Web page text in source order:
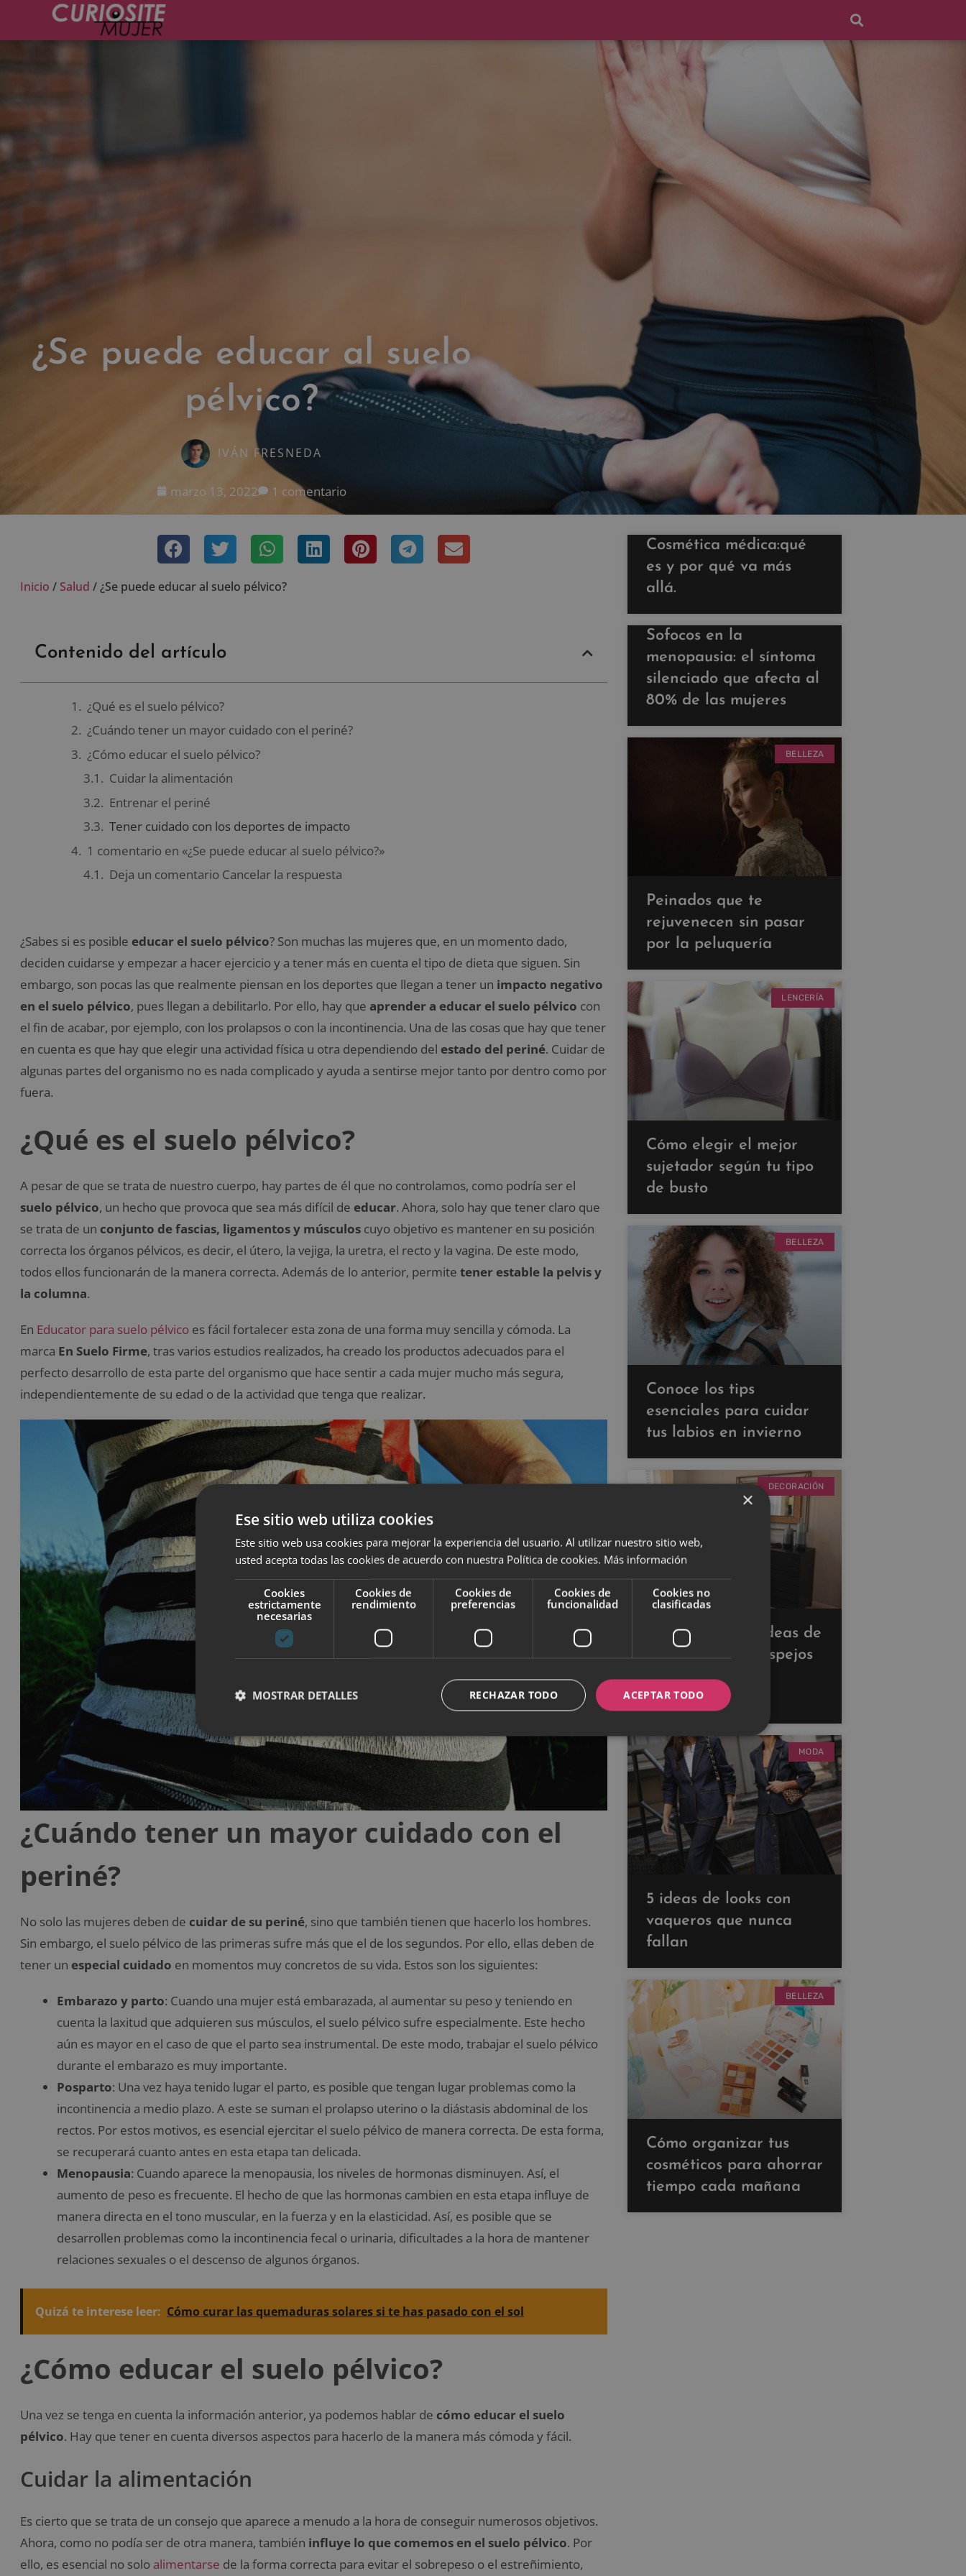
¿Se puede educar al suelo
pélvico?
IVÁN FRESNEDA
marzo 13, 2022 1 comentario
Inicio / Salud /¿Se puede educar al suelo pélvico?
Contenido del artículo
¿Qué es el suelo pélvico?
¿Cuándo tener un mayor cuidado con el periné?
¿Cómo educar el suelo pélvico?
Cuidar la alimentación
Entrenar el periné
Tener cuidado con los deportes de impacto
1 comentario en «¿Se puede educar al suelo pélvico?»
Deja un comentario Cancelar la respuesta
¿Sabes si es posible educar el suelo pélvico? Son muchas las mujeres que, en un momento dado,
deciden cuidarse y empezar a hacer ejercicio y a tener más en cuenta el tipo de dieta que siguen. Sin
embargo, son pocas las que realmente piensan en los deportes que llegan a tener un impacto negativo
en el suelo pélvico, pues llegan a debilitarlo. Por ello, hay que aprender a educar el suelo pélvico con
el fin de acabar, por ejemplo, con los prolapsos o con la incontinencia. Una de las cosas que hay que tener
en cuenta es que hay que elegir una actividad física u otra dependiendo del estado del periné. Cuidar de
algunas partes del organismo no es nada complicado y ayuda a sentirse mejor tanto por dentro como por
fuera.
¿Qué es el suelo pélvico?
A pesar de que se trata de nuestro cuerpo, hay partes de él que no controlamos, como podría ser el
suelo pélvico, un hecho que provoca que sea más difícil de educar. Ahora, solo hay que tener claro que
se trata de un conjunto de fascias, ligamentos y músculos cuyo objetivo es mantener en su posición
correcta los órganos pélvicos, es decir, el útero, la vejiga, la uretra, el recto y la vagina. De este modo,
todos ellos funcionarán de la manera correcta. Además de lo anterior, permite tener estable la pelvis y
la columna.
En Educator para suelo pélvico es fácil fortalecer esta zona de una forma muy sencilla y cómoda. La
marca En Suelo Firme, tras varios estudios realizados, ha creado los productos adecuados para el
perfecto desarrollo de esta parte del organismo que hace sentir a cada mujer mucho más segura,
independientemente de su edad o de la actividad que tenga que realizar.
¿Cuándo tener un mayor cuidado con el
periné?
No solo las mujeres deben de cuidar de su periné, sino que también tienen que hacerlo los hombres.
Sin embargo, el suelo pélvico de las primeras sufre más que el de los segundos. Por ello, ellas deben de
tener un especial cuidado en momentos muy concretos de su vida. Estos son los siguientes:
Embarazo y parto: Cuando una mujer está embarazada, al aumentar su peso y teniendo en
cuenta la laxitud que adquieren sus músculos, el suelo pélvico sufre especialmente. Este hecho
aún es mayor en el caso de que el parto sea instrumental. De este modo, trabajar el suelo pélvico
durante el embarazo es muy importante.
Posparto: Una vez haya tenido lugar el parto, es posible que tengan lugar problemas como la
incontinencia a medio plazo. A este se suman el prolapso uterino o la diástasis abdominal de los
rectos. Por estos motivos, es esencial ejercitar el suelo pélvico de manera correcta. De esta forma,
se recuperará cuanto antes en esta etapa tan delicada.
Menopausia: Cuando aparece la menopausia, los niveles de hormonas disminuyen. Así, el
aumento de peso es frecuente. El hecho de que las hormonas cambien en esta etapa influye de
manera directa en el tono muscular, en la fuerza y en la elasticidad. Así, es posible que se
desarrollen problemas como la incontinencia fecal o urinaria, dificultades a la hora de mantener
relaciones sexuales o el descenso de algunos órganos.
Quizá te interese leer: Cómo curar las quemaduras solares si te has pasado con el sol
¿Cómo educar el suelo pélvico?
Una vez se tenga en cuenta la información anterior, ya podemos hablar de cómo educar el suelo
pélvico. Hay que tener en cuenta diversos aspectos para hacerlo de la manera más cómoda y fácil.
Cuidar la alimentación
Es cierto que se trata de un consejo que aparece a menudo a la hora de conseguir numerosos objetivos.
Ahora, como no podía ser de otra manera, también influye lo que comemos en el suelo pélvico. Por
ello, es esencial no solo alimentarse de la forma correcta para evitar el sobrepeso o el estreñimiento,
Cosmética médica:qué
es y por qué va más
allá.
Sofocos en la
menopausia: el síntoma
silenciado que afecta al
80% de las mujeres
BELLEZA
Peinados que te
rejuvenecen sin pasar
por la peluquería
LENCERÍA
Cómo elegir el mejor
sujetador según tu tipo
de busto
BELLEZA
Conoce los tips
esenciales para cuidar
tus labios en invierno
DECORACIÓN
Descubre estas ideas de
decoración con espejos
para ampliar tus
espacios
MODA
5 ideas de looks con
vaqueros que nunca
fallan
BELLEZA
Cómo organizar tus
cosméticos para ahorrar
tiempo cada mañana
×
Ese sitio web utiliza cookies
Este sitio web usa cookies para mejorar la experiencia del usuario. Al utilizar nuestro sitio web,
usted acepta todas las cookies de acuerdo con nuestra Política de cookies. Más información
Cookies
estrictamente
necesarias
Cookies de
rendimiento
Cookies de
preferencias
Cookies de
funcionalidad
Cookies no
clasificadas
ACEPTAR TODO
RECHAZAR TODO
MOSTRAR DETALLES